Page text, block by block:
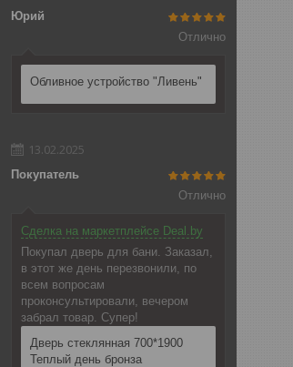
Юрий
Отлично
Обливное устройство "Ливень"
13.02.2025
Покупатель
Отлично
Сделка на маркетплейсе Deal.by
Покупал дверь для бани. Заказал,
в этот же день перезвонили, по
всем вопросам
проконсультировали, вечером
забрал товар. Супер!
Дверь стеклянная 700*1900
Теплый день бронза